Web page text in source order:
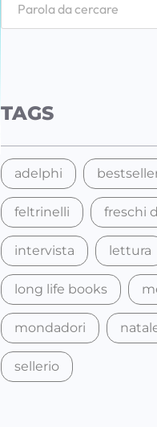
h
TAGS
adelphi
feltrinelli freschi
intervista lettura
long life books
mondadori
sellerio